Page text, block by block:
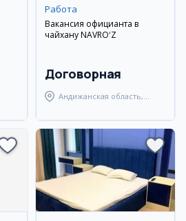
Работа
Вакансия официанта в
чайхану NAVROʻZ
Договорная
Андижанская область,